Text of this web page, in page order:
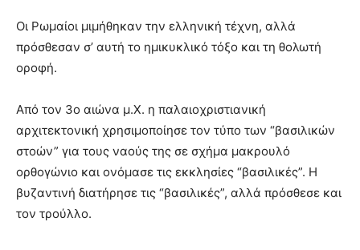
Οι Ρωμαίοι μιμήθηκαν την ελληνική τέχνη, αλλά
πρόσθεσαν σ’ αυτή το ημικυκλικό τόξο και τη θολωτή
οροφή.
Από τον 3ο αιώνα μ.Χ. η παλαιοχριστιανική
αρχιτεκτονική χρησιμοποίησε τον τύπο των “βασιλικών
στοών” για τους ναούς της σε σχήμα μακρουλό
ορθογώνιο και ονόμασε τις εκκλησίες “βασιλικές”. Η
βυζαντινή διατήρησε τις “βασιλικές”, αλλά πρόσθεσε και
τον τρούλλο.